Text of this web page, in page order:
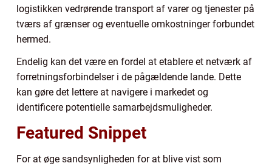
logistikken vedrørende transport af varer og tjenester på
tværs af grænser og eventuelle omkostninger forbundet
hermed.
Endelig kan det være en fordel at etablere et netværk af
forretningsforbindelser i de pågældende lande. Dette
kan gøre det lettere at navigere i markedet og
identificere potentielle samarbejdsmuligheder.
Featured Snippet
For at øge sandsynligheden for at blive vist som